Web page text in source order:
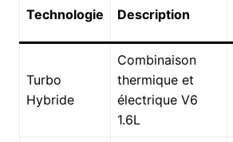
Technologie Description
Turbo
Hybride
Combinaison
thermique et
électrique V6
1.6L